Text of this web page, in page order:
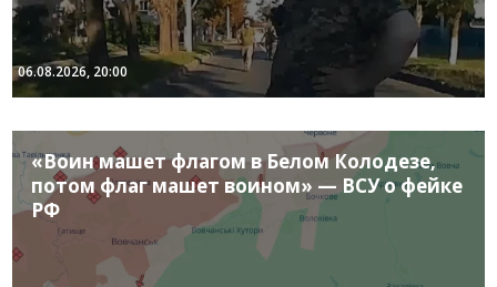
06.08.2026, 20:00
«Воин машет флагом в Белом Колодезе,
потом флаг машет воином» — ВСУ о фейке
РФ